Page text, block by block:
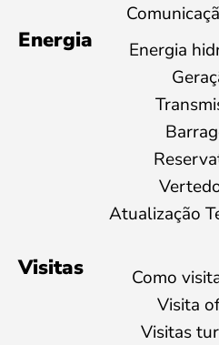
Energia
Energia
Atualização
Visitas
Como
Visita
Visitas